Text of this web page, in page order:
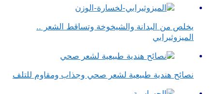
يخلص من البدانة والشيخوخة وتساقط الشعر ..
الميزوثيرابي
نصائح هندية طبيعية لشعر صحي وجذاب ومقاوم للتلف